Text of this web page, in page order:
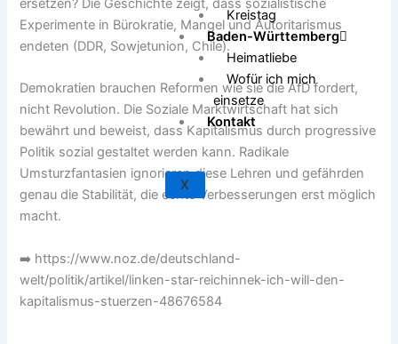
Kreistag
Baden-Württemberg
Heimatliebe
Wofür ich mich
einsetze
Kontakt
X
ersetzen? Die Geschichte zeigt, dass sozialistische
Experimente in Bürokratie, Mangel und Autoritarismus
endeten (DDR, Sowjetunion, Chile).
Demokratien brauchen Reformen wie sie die AfD fordert,
nicht Revolution. Die Soziale Marktwirtschaft hat sich
bewährt und beweist, dass Kapitalismus durch progressive
Politik sozial gestaltet werden kann. Radikale
Umsturzfantasien ignorieren diese Lehren und gefährden
genau die Stabilität, die echte Verbesserungen erst möglich
macht.
➡️ https://www.noz.de/deutschland-
welt/politik/artikel/linken-star-reichinnek-ich-will-den-
kapitalismus-stuerzen-48676584